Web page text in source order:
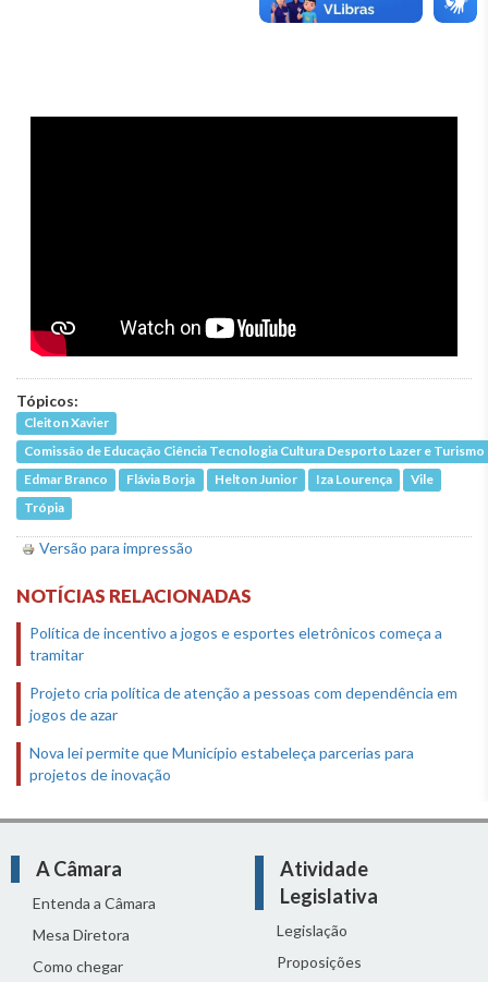
Tópicos:
Cleiton Xavier
Comissão de Educação Ciência Tecnologia Cultura Desporto Lazer e Turismo
Edmar Branco
Flávia Borja Helton Junior Iza Lourença
Vile
Trópia
Versão para impressão
NOTÍCIAS RELACIONADAS
Política de incentivo a jogos e esportes eletrônicos começa a
tramitar
Projeto cria política de atenção a pessoas com dependência em
jogos de azar
Nova lei permite que Município estabeleça parcerias para
projetos de inovação
A Câmara
Entenda a Câmara
Mesa Diretora
Como chegar
Atividade
Legislativa
Legislação
Proposições